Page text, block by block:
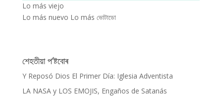
Lo más viejo
Lo más nuevo Lo más ভোটাডো
শেহতীয়া প’ষ্টবোৰ
Y Reposó Dios El Primer Día: Iglesia Adventista
LA NASA y LOS EMOJIS, Engaños de Satanás